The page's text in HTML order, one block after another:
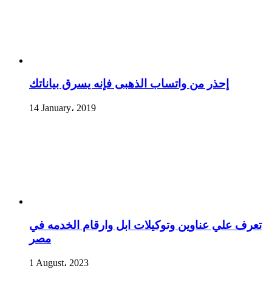
إحذر من واتساب الذهبى فإنه يسرق بياناتك
14 January، 2019
تعرف علي عناوين وتوكيلات ابل وارقام الخدمه في
مصر
1 August، 2023